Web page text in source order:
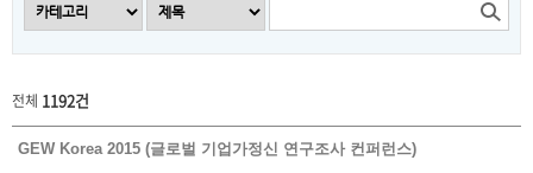
전체 1192건
공
지
GEW Korea 2015 (글로벌 기업가정신 연구조사 컨퍼런스)